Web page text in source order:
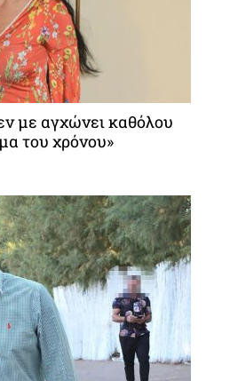
με αγχώνει καθόλου
του χρόνου»